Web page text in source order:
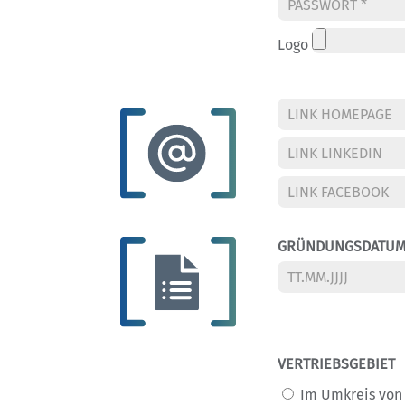
Logo
GRÜNDUNGSDATUM
VERTRIEBSGEBIET
Im Umkreis von